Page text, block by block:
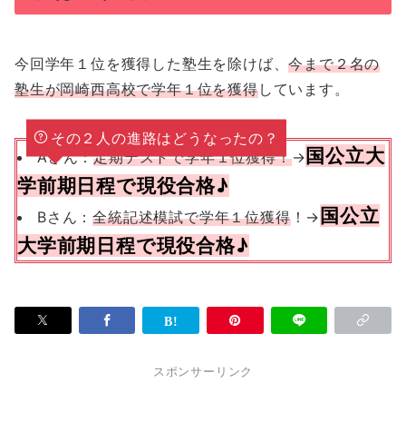
今回学年１位を獲得した塾生を除けば、今まで２名の
塾生が岡崎西高校で学年１位を獲得しています。
その２人の進路はどうなったの？
Aさん：定期テストで学年１位獲得！→ 国公立大
学前期日程で現役合格♪
Bさん：全統記述模試で学年１位獲得！→ 国公立
大学前期日程で現役合格♪
スポンサーリンク